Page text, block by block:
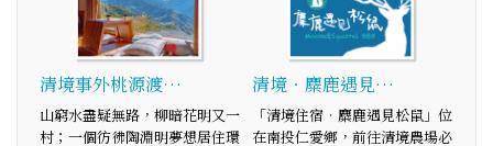
清境事外桃源渡…
山窮水盡疑無路，柳暗花明又一
村；一個彷彿陶淵明夢想居住環
清境‧麋鹿遇見…
「清境住宿‧麋鹿遇見松鼠」位
在南投仁愛鄉，前往清境農場必